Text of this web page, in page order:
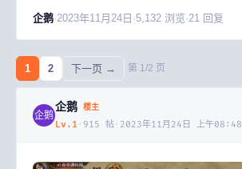
企鹅·2023年11月24日 ·5,132 浏览·21 回复
1 2 下一页 → 第 1/2 页
企鹅
企鹅 楼主
Lv. 1 · 915 帖 · 2023年11月24日 上午08:48